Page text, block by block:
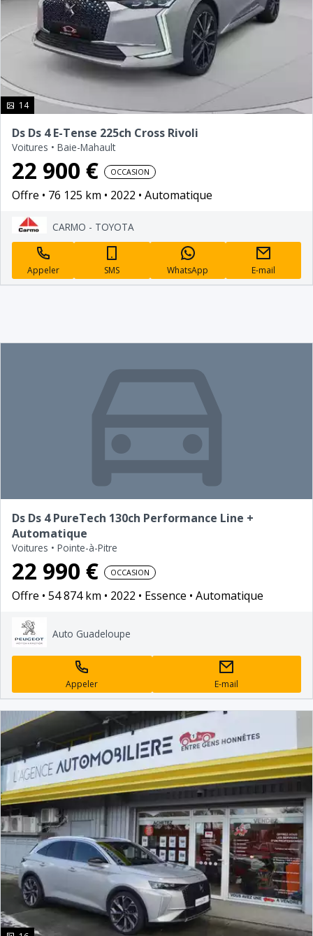
14photo(s)
Ds Ds 4 E-Tense 225ch Cross Rivoli
Voitures • Baie-Mahault
22 900 € OCCASION
Offre 76 125 km 2022 Automatique
CARMO - TOYOTA
Appeler SMS WhatsApp E-mail
Ds Ds 4 PureTech 130ch Performance Line +
Automatique
Voitures • Pointe-à-Pitre
22 990 € OCCASION
Offre 54 874 km 2022 Essence Automatique
Auto Guadeloupe
Appeler E-mail